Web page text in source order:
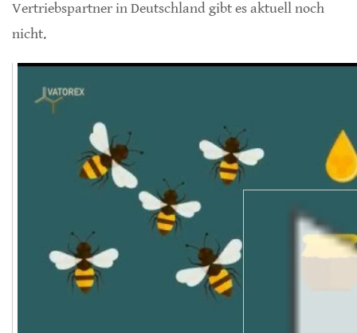
Vertriebspartner in Deutschland gibt es aktuell noch
nicht.